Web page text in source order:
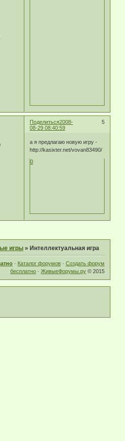
Поделиться 5
2008-
08-29 08:40:59
а я предлагаю новую игру -
http://kasixter.net/vovan83490/
0
игры »Интеллектуальная игра
· Каталог форумов · Создать форум
бесплатно · ЖивыеФорумы.ру © 2015